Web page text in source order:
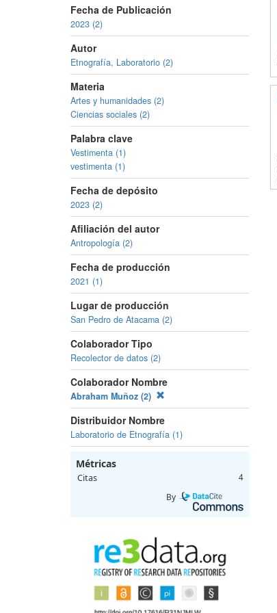
Fecha de Publicación
2023 (2)
Autor
Etnografía, Laboratorio (2)
Materia
Artes y humanidades (2)
Ciencias sociales (2)
Palabra clave
Vestimenta (1)
vestimenta (1)
Fecha de depósito
2023 (2)
Afiliación del autor
Antropología (2)
Fecha de producción
2021 (1)
Lugar de producción
San Pedro de Atacama (2)
Colaborador Tipo
Recolector de datos (2)
Colaborador Nombre
Abraham Muñoz (2)
Distribuidor Nombre
Laboratorio de Etnografía (1)
Métricas
Citas 4
By